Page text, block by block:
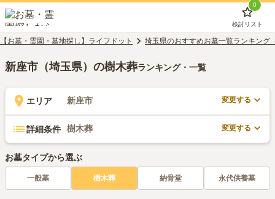
0
検討リスト
【お墓・霊園・墓地探し】ライフドット 埼玉県のおすすめお墓一覧ランキング
新座市（埼玉県）の樹木葬ランキング・一覧
エリア 新座市 変更する
詳細条件 樹木葬 変更する
お墓タイプから選ぶ
一般墓 樹木葬 納骨堂 永代供養墓